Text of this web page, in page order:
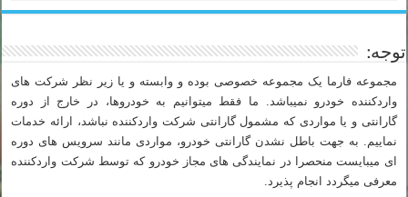
توجه:
مجموعه فارما یک مجموعه خصوصی بوده و وابسته و یا زیر نظر شرکت های
واردکننده خودرو نمیباشد. ما فقط میتوانیم به خودروها، در خارج از دوره
گارانتی و یا مواردی که مشمول گارانتی شرکت واردکننده نباشد، ارائه خدمات
نماییم. به جهت باطل نشدن گارانتی خودرو، مواردی مانند سرویس های دوره
ای میبایست منحصرا در نمایندگی های مجاز خودرو که توسط شرکت واردکننده
معرفی میگردد انجام پذیرد.